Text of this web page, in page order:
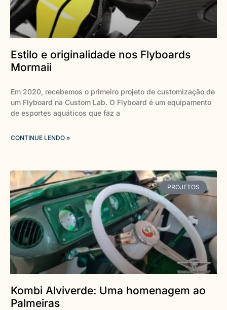
Estilo e originalidade nos Flyboards
Mormaii
Em 2020, recebemos o primeiro projeto de customização de
um Flyboard na Custom Lab. O Flyboard é um equipamento
de esportes aquáticos que faz a
CONTINUE LENDO »
PROJETOS
Kombi Alviverde: Uma homenagem ao
Palmeiras